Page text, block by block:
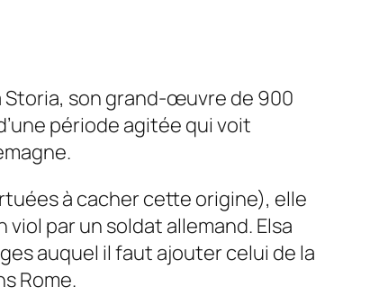
Storia, son grand-œuvre de 900
période agitée qui voit
à cacher cette origine), elle
viol par un soldat allemand. Elsa
auquel il faut ajouter celui de la
Rome.